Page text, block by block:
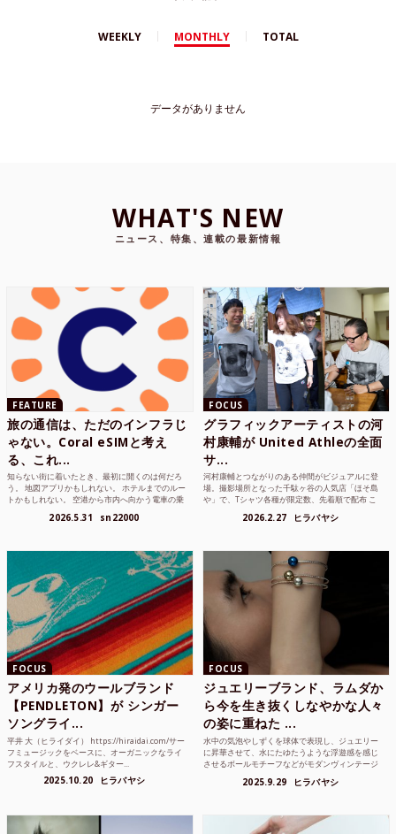
WEEKLY MONTHLY TOTAL
データがありません
WHAT'S NEW
ニュース、特集、連載の最新情報
FEATURE
旅の通信は、ただのインフラじ
ゃない。Coral eSIMと考え
る、これ...
知らない街に着いたとき、最初に開くのは何だろ
う。 地図アプリかもしれない。 ホテルまでのルー
トかもしれない。 空港から市内へ向かう電車の乗
2026.5.31 sn22000
FOCUS
グラフィックアーティストの河
村康輔が United Athleの全面
サ...
河村康輔とつながりのある仲間がビジュアルに登
場。撮影場所となった千駄ヶ谷の人気店「ほそ島
や」で、Tシャツ各種が限定数、先着順で配布 こ
2026.2.27 ヒラバヤシ
FOCUS
アメリカ発のウールブランド
【PENDLETON】が シンガー
ソングライ...
平井 大（ヒライダイ） https://hiraidai.com/サー
フミュージックをベースに、オーガニックなライ
フスタイルと、ウクレレ&ギター...
2025.10.20 ヒラバヤシ
FOCUS
ジュエリーブランド、ラムダか
ら今を生き抜くしなやかな人々
の姿に重ねた ...
水中の気泡やしずくを球体で表現し、ジュエリー
に昇華させて、水にたゆたうような浮遊感を感じ
させるボールモチーフなどがモダンヴィンテージ
2025.9.29 ヒラバヤシ